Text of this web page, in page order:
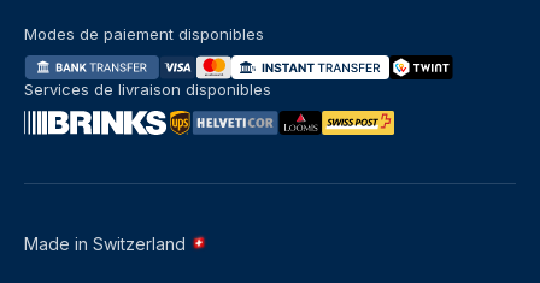
Made in Switzerland
Modes de paiement disponibles
Services de livraison disponibles